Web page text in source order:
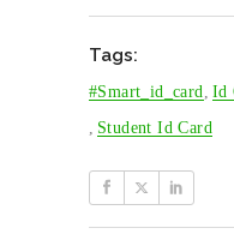
Tags:
#smart_id_card, Id
, Student Id Card